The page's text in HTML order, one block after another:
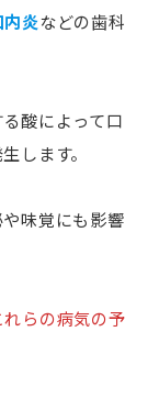
内炎などの歯科
酸によって口
します。
味覚にも影響
らの病気の予